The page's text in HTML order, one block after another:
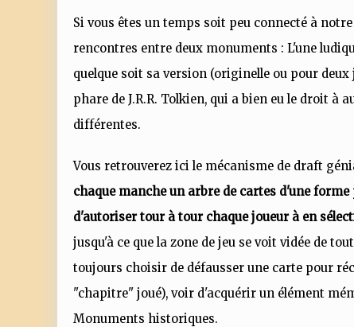
Si vous êtes un temps soit peu connecté à
rencontres entre deux monuments : L'une
quelque soit sa version (originelle ou pour
phare de J.R.R. Tolkien, qui a bien eu le droit
différentes.
Vous retrouverez ici le mécanisme de draft
chaque manche un arbre de cartes d'une
d'autoriser tour à tour chaque joueur à en
jusqu'à ce que la zone de jeu se voit vidée de
toujours choisir de défausser une carte pour
"chapitre" joué), voir d'acquérir un élément
Monuments historiques.